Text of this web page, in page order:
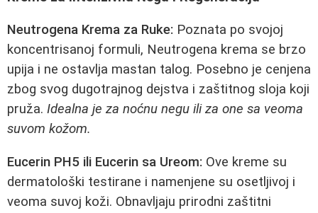
Neutrogena Krema za Ruke: Poznata po svojoj
koncentrisanoj formuli, Neutrogena krema se brzo
upija i ne ostavlja mastan talog. Posebno je cenjena
zbog svog dugotrajnog dejstva i zaštitnog sloja koji
pruža. Idealna je za noćnu negu ili za one sa veoma
suvom kožom.
Eucerin PH5 ili Eucerin sa Ureom: Ove kreme su
dermatološki testirane i namenjene su osetljivoj i
veoma suvoj koži. Obnavljaju prirodni zaštitni